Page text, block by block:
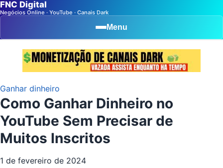
FNC Digital
Negócios Online · YouTube · Canais Dark
Menu
Ganhar dinheiro
Como Ganhar Dinheiro no
YouTube Sem Precisar de
Muitos Inscritos
1 de fevereiro de 2024